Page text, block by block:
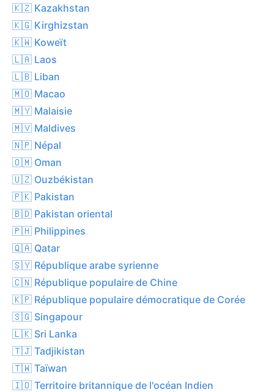
🇰🇿 Kazakhstan
🇰🇬 Kirghizstan
🇰🇼 Koweït
🇱🇦 Laos
🇱🇧 Liban
🇲🇴 Macao
🇲🇾 Malaisie
🇲🇻 Maldives
🇳🇵 Népal
🇴🇲 Oman
🇺🇿 Ouzbékistan
🇵🇰 Pakistan
🇧🇩 Pakistan oriental
🇵🇭 Philippines
🇶🇦 Qatar
🇸🇾 République arabe syrienne
🇨🇳 République populaire de Chine
🇰🇵 République populaire démocratique de Corée
🇸🇬 Singapour
🇱🇰 Sri Lanka
🇹🇯 Tadjikistan
🇹🇼 Taïwan
🇮🇴 Territoire britannique de l'océan Indien